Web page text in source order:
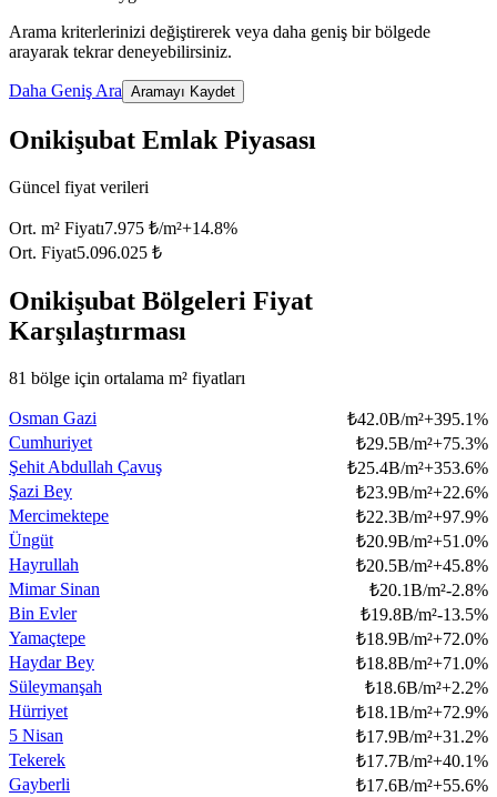
Arama kriterlerinizi değiştirerek veya daha geniş bir bölgede
arayarak tekrar deneyebilirsiniz.
Daha Geniş Ara Aramayı Kaydet
Onikişubat Emlak Piyasası
Güncel fiyat verileri
Ort. m² Fiyatı7.975 ₺/m²+14.8%
Ort. Fiyat5.096.025 ₺
Onikişubat Bölgeleri Fiyat
Karşılaştırması
81 bölge için ortalama m² fiyatları
Osman Gazi ₺42.0B/m²+395.1%
Cumhuriyet
₺29.5B/m²+75.3%
Şehit Abdullah Çavuş
₺25.4B/m²+353.6%
Şazi Bey
₺23.9B/m²+22.6%
Mercimektepe
₺22.3B/m²+97.9%
Üngüt
₺20.9B/m²+51.0%
Hayrullah
₺20.5B/m²+45.8%
Mimar Sinan
₺20.1B/m²-2.8%
Bin Evler
₺19.8B/m²-13.5%
Yamaçtepe
₺18.9B/m²+72.0%
Haydar Bey
₺18.8B/m²+71.0%
Süleymanşah
₺18.6B/m²+2.2%
Hürriyet
₺18.1B/m²+72.9%
5 Nisan
₺17.9B/m²+31.2%
Tekerek
₺17.7B/m²+40.1%
Gayberli
₺17.6B/m²+55.6%